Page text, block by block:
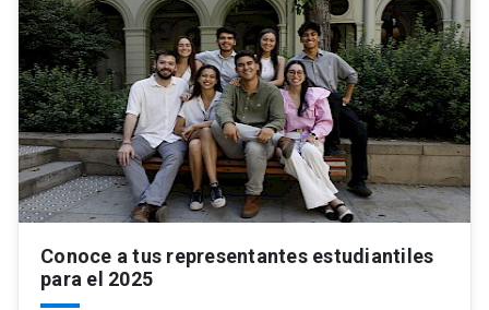
Conoce a tus representantes estudiantiles
para el 2025